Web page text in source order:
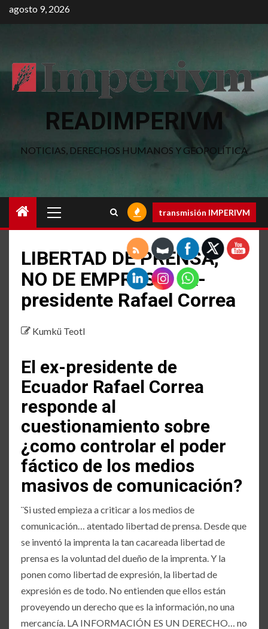
Saltar
agosto 9, 2026
READIMPERIVM
NOTICIAS, DERECHOS HUMANOS Y GEOPOLÍTICA
principal
transmisión IMPERIVM
LIBERTAD DE PRENSA,
NO DE EMPRESA! ex-
presidente Rafael Correa
Kumkü Teotl
El ex-presidente de
Ecuador Rafael Correa
responde al
cuestionamiento sobre
¿como controlar el poder
fáctico de los medios
masivos de comunicación?
¨Si usted empieza a criticar a los medios de
comunicación… atentado libertad de prensa. Desde que
se inventó la imprenta la tan cacareada libertad de
prensa es la voluntad del dueño de la imprenta. Y la
ponen como libertad de expresión, la libertad de
expresión es de todo. No entienden que ellos están
proveyendo un derecho que es la información, no una
mercancía. LA INFORMACIÓN ES UN DERECHO… no